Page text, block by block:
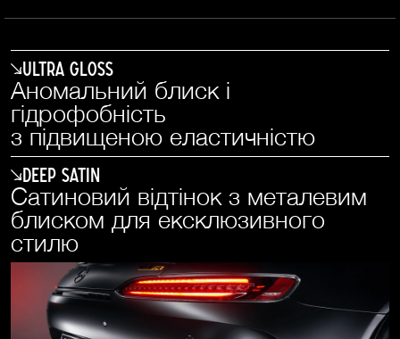
Ultra Gloss
Аномальний блиск і
гідрофобність
з підвищеною еластичністю
Deep Satin
Сатиновий відтінок з металевим
блиском для ексклюзивного
стилю